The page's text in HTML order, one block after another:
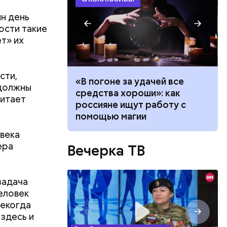
день
такие
их
и
по
толпу
«В погоне за удачей все
средства хороши»: как
россияне ищут работу с
помощью магии
Вечерка ТВ